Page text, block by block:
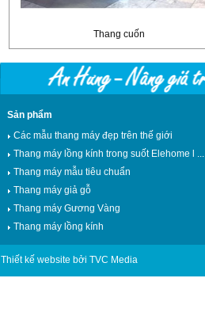
Thang cuốn
Sản phẩm
Các mẫu thang máy đẹp trên thế giới
Thang máy lồng kính trong suốt Elehome l ...
Thang máy mẫu tiêu chuẩn
Thang máy giả gỗ
Thang máy Gương Vàng
Thang máy lồng kính
Thiết kế website bởi TVC Media